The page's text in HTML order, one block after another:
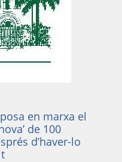
en marxa el
de 100
d’haver-lo